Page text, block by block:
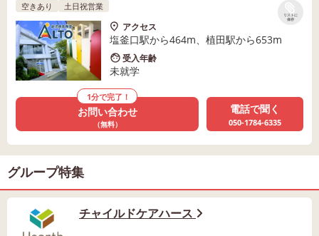
リストに
保存
空きあり 土日祝営業
アクセス
塩釜口駅から464m、植田駅から653m
受入年齢
未就学
1分で完了！
お問い合わせ
（無料）
電話で聞く
050-1784-6335
グループ特集
チャイルドケアハース